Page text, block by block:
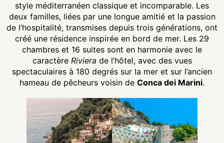
style méditerranéen classique et incomparable. Les
deux familles, liées par une longue amitié et la passion
de l’hospitalité, transmises depuis trois générations, ont
créé une résidence inspirée en bord de mer. Les 29
chambres et 16 suites sont en harmonie avec le
caractèreRiviera de l’hôtel, avec des vues
spectaculaires à 180 degrés sur la mer et sur l’ancien
hameau de pêcheurs voisin de Conca dei Marini.